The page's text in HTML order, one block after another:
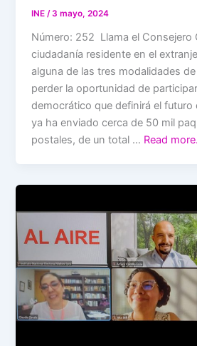
INE/3 mayo, 2024
Número: 252 Llama el Consejero
ciudadanía residente en el
alguna de las tres modalidades
perder la oportunidad de
democrático que definirá el futuro
ya ha enviado cerca de 50 mil
postales, de un total … Read